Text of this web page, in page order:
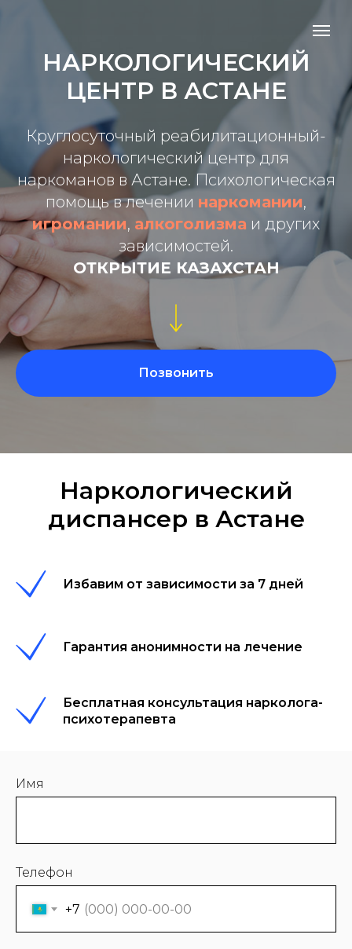
НАРКОЛОГИЧЕСКИЙ
ЦЕНТР В АСТАНЕ
Круглосуточный реабилитационный-
наркологический центр для
наркоманов в Астане. Психологическая
помощь в лечении наркомании,
игромании, алкоголизма и других
зависимостей.
ОТКРЫТИЕ КАЗАХСТАН
Позвонить
Наркологический
диспансер в Астане
Избавим от зависимости за 7 дней
Гарантия анонимности на лечение
Бесплатная консультация нарколога-
психотерапевта
Имя
Телефон
+7